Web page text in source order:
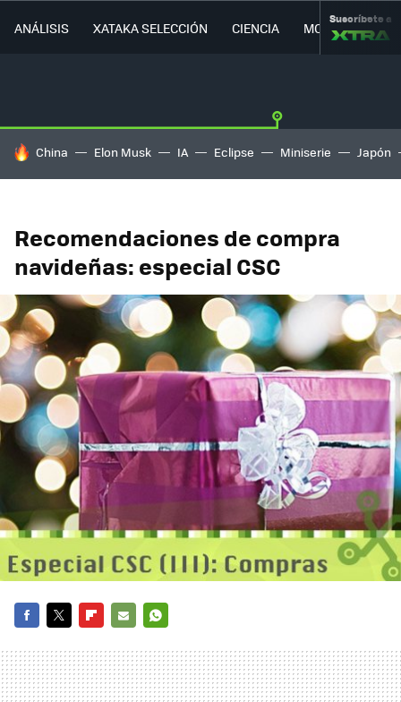
ANÁLISIS XATAKA SELECCIÓN CIENCIA MOVILIDAD
Suscríbete a
HOY SE HABLA DE
China Elon Musk IA Eclipse Miniserie Japón
Recomendaciones de compra
navideñas: especial CSC
MAIL